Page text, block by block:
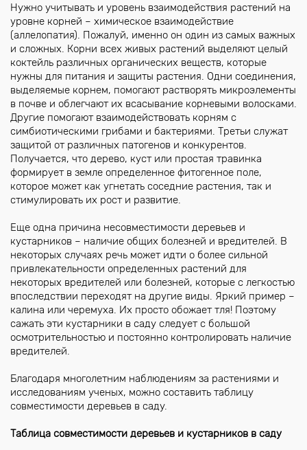
Нужно учитывать и уровень взаимодействия растений на
уровне корней – химическое взаимодействие
(аллелопатия). Пожалуй, именно он один из самых важных
и сложных. Корни всех живых растений выделяют целый
коктейль различных органических веществ, которые
нужны для питания и защиты растения. Одни соединения,
выделяемые корнем, помогают растворять микроэлементы
в почве и облегчают их всасывание корневыми волосками.
Другие помогают взаимодействовать корням с
симбиотическими грибами и бактериями. Третьи служат
защитой от различных патогенов и конкурентов.
Получается, что дерево, куст или простая травинка
формирует в земле определенное фитогенное поле,
которое может как угнетать соседние растения, так и
стимулировать их рост и развитие.
Еще одна причина несовместимости деревьев и
кустарников – наличие общих болезней и вредителей. В
некоторых случаях речь может идти о более сильной
привлекательности определенных растений для
некоторых вредителей или болезней, которые с легкостью
впоследствии переходят на другие виды. Яркий пример –
калина или черемуха. Их просто обожает тля! Поэтому
сажать эти кустарники в саду следует с большой
осмотрительностью и постоянно контролировать наличие
вредителей.
Благодаря многолетним наблюдениям за растениями и
исследованиям ученых, можно составить таблицу
совместимости деревьев в саду.
Таблица совместимости деревьев и кустарников в саду